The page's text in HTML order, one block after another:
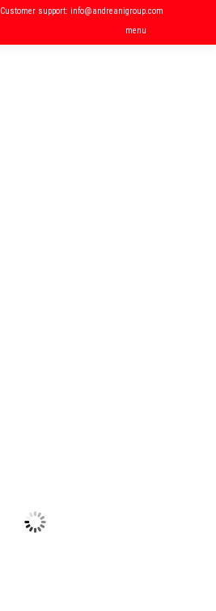
Customer support: info@andreanigroup.com
menu